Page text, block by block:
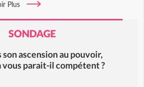
Plus
SONDAGE
son ascension au pouvoir,
vous parait-il compétent ?